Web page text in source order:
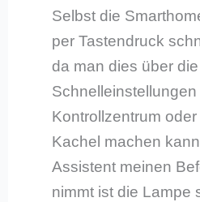
Selbst die
per Tastendruck
da man dies über die
Kontrollzentrum
Kachel machen
Assistent meinen
nimmt ist die Lampe